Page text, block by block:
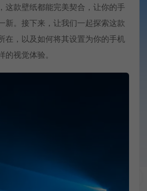
这款壁纸都能完美契合，让你的手
新。接下来，让我们一起探索这款
在，以及如何将其设置为你的手机
的视觉体验。